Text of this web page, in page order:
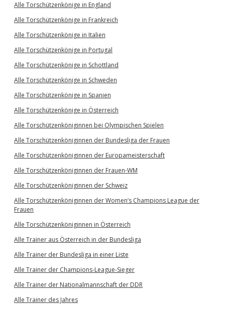
Alle Torschützenkönige in England
Alle Torschützenkönige in Frankreich
Alle Torschützenkönige in Italien
Alle Torschützenkönige in Portugal
Alle Torschützenkönige in Schottland
Alle Torschützenkönige in Schweden
Alle Torschützenkönige in Spanien
Alle Torschützenkönige in Österreich
Alle Torschützenköniginnen bei Olympischen Spielen
Alle Torschützenköniginnen der Bundesliga der Frauen
Alle Torschützenköniginnen der Europameisterschaft
Alle Torschützenköniginnen der Frauen-WM
Alle Torschützenköniginnen der Schweiz
Alle Torschützenköniginnen der Women’s Champions League der
Frauen
Alle Torschützenköniginnen in Österreich
Alle Trainer aus Österreich in der Bundesliga
Alle Trainer der Bundesliga in einer Liste
Alle Trainer der Champions-League-Sieger
Alle Trainer der Nationalmannschaft der DDR
Alle Trainer des Jahres